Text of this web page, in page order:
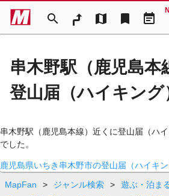
search map bookmark event_note
串木野駅（鹿児島本
登山届（ハイキング
串木野駅（鹿児島本線）近くに登山届（ハ
でした。
鹿児島県いちき串木野市の登山届（ハイキ
MapFan
> ジャンル検索 > 遊ぶ・泊ま